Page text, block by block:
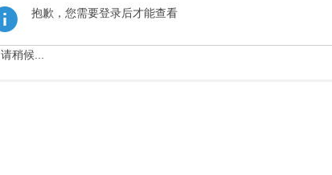
抱歉，您需要登录后才能查看
请稍候...